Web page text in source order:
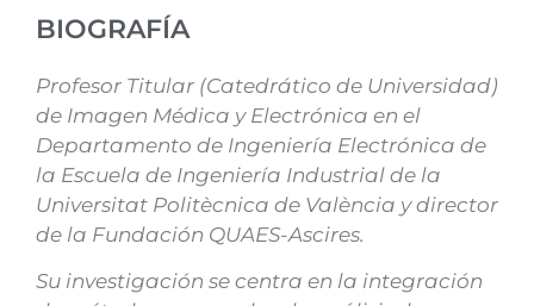
BIOGRAFÍA
Profesor Titular (Catedrático de Universidad)
de Imagen Médica y Electrónica en el
Departamento de Ingeniería Electrónica de
la Escuela de Ingeniería Industrial de la
Universitat Politècnica de València y director
de la Fundación QUAES-Ascires.
Su investigación se centra en la integración